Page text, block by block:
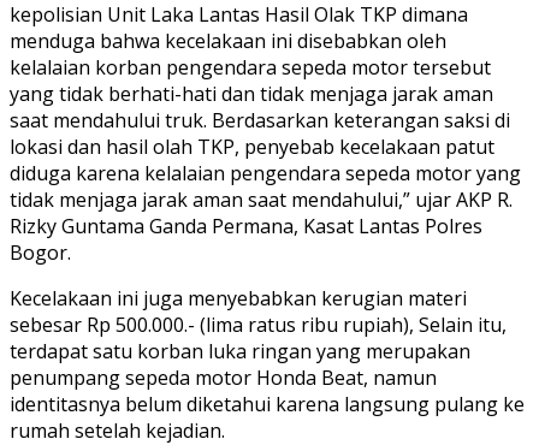
kepolisian Unit Laka Lantas Hasil Olak TKP dimana
menduga bahwa kecelakaan ini disebabkan oleh
kelalaian korban pengendara sepeda motor tersebut
yang tidak berhati-hati dan tidak menjaga jarak aman
saat mendahului truk. Berdasarkan keterangan saksi di
lokasi dan hasil olah TKP, penyebab kecelakaan patut
diduga karena kelalaian pengendara sepeda motor yang
tidak menjaga jarak aman saat mendahului,” ujar AKP R.
Rizky Guntama Ganda Permana, Kasat Lantas Polres
Bogor.
Kecelakaan ini juga menyebabkan kerugian materi
sebesar Rp 500.000.- (lima ratus ribu rupiah), Selain itu,
terdapat satu korban luka ringan yang merupakan
penumpang sepeda motor Honda Beat, namun
identitasnya belum diketahui karena langsung pulang ke
rumah setelah kejadian.